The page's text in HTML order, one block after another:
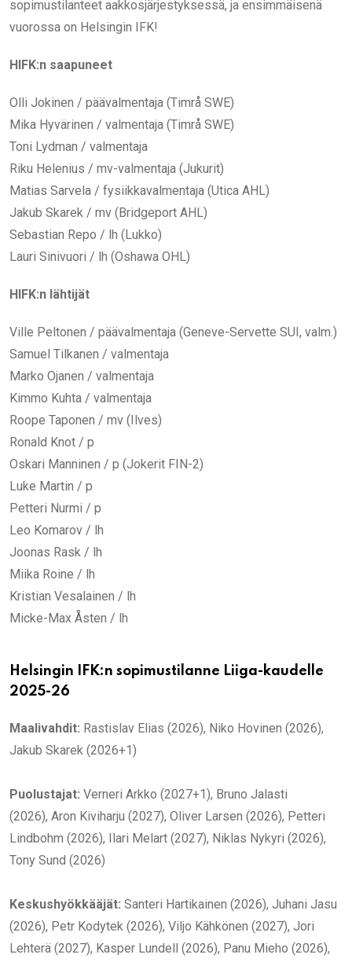
sopimustilanteet aakkosjärjestyksessä, ja ensimmäisenä
vuorossa on Helsingin IFK!
HIFK:n saapuneet
Olli Jokinen / päävalmentaja (Timrå SWE)
Mika Hyvärinen / valmentaja (Timrå SWE)
Toni Lydman / valmentaja
Riku Helenius / mv-valmentaja (Jukurit)
Matias Sarvela / fysiikkavalmentaja (Utica AHL)
Jakub Skarek / mv (Bridgeport AHL)
Sebastian Repo / lh (Lukko)
Lauri Sinivuori / lh (Oshawa OHL)
HIFK:n lähtijät
Ville Peltonen / päävalmentaja (Geneve-Servette SUI, valm.)
Samuel Tilkanen / valmentaja
Marko Ojanen / valmentaja
Kimmo Kuhta / valmentaja
Roope Taponen / mv (Ilves)
Ronald Knot / p
Oskari Manninen / p (Jokerit FIN-2)
Luke Martin / p
Petteri Nurmi / p
Leo Komarov / lh
Joonas Rask / lh
Miika Roine / lh
Kristian Vesalainen / lh
Micke-Max Åsten / lh
Helsingin IFK:n sopimustilanne Liiga-kaudelle
2025-26
Maalivahdit: Rastislav Elias (2026), Niko Hovinen (2026),
Jakub Skarek (2026+1)
Puolustajat: Verneri Arkko (2027+1), Bruno Jalasti
(2026), Aron Kiviharju (2027), Oliver Larsen (2026), Petteri
Lindbohm (2026), Ilari Melart (2027), Niklas Nykyri (2026),
Tony Sund (2026)
Keskushyökkääjät: Santeri Hartikainen (2026), Juhani Jasu
(2026), Petr Kodytek (2026), Viljo Kähkönen (2027), Jori
Lehterä (2027), Kasper Lundell (2026), Panu Mieho (2026),